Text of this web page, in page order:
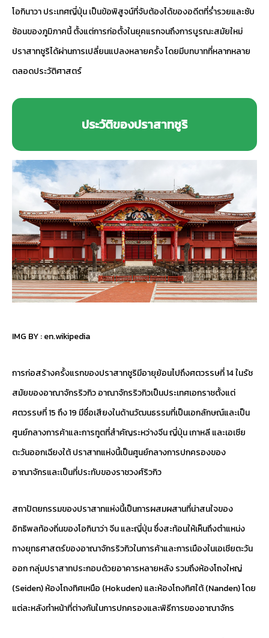
โอกินาวา ประเทศญี่ปุ่น เป็นข้อพิสูจน์ที่จับต้องได้ของอดีตที่ร่ำรวยและซับ
ซ้อนของภูมิภาคนี้ ตั้งแต่การก่อตั้งในยุคแรกจนถึงการบูรณะสมัยใหม่
ปราสาทชูริได้ผ่านการเปลี่ยนแปลงหลายครั้ง โดยมีบทบาทที่หลากหลาย
ตลอดประวัติศาสตร์
ประวัติของปราสาทชูริ
IMG BY :en.wikipedia
การก่อสร้างครั้งแรกของปราสาทชูริมีอายุย้อนไปถึงศตวรรษที่ 14 ในรัช
สมัยของอาณาจักรริวกิว อาณาจักรริวกิวเป็นประเทศเอกราชตั้งแต่
ศตวรรษที่ 15 ถึง 19 มีชื่อเสียงในด้านวัฒนธรรมที่เป็นเอกลักษณ์และเป็น
ศูนย์กลางการค้าและการทูตที่สำคัญระหว่างจีน ญี่ปุ่น เกาหลี และเอเชีย
ตะวันออกเฉียงใต้ ปราสาทแห่งนี้เป็นศูนย์กลางการปกครองของ
อาณาจักรและเป็นที่ประทับของราชวงศ์ริวกิว
สถาปัตยกรรมของปราสาทแห่งนี้เป็นการผสมผสานที่น่าสนใจของ
อิทธิพลท้องถิ่นของโอกินาว่า จีน และญี่ปุ่น ซึ่งสะท้อนให้เห็นถึงตำแหน่ง
ทางยุทธศาสตร์ของอาณาจักรริวกิวในการค้าและการเมืองในเอเชียตะวัน
ออก กลุ่มปราสาทประกอบด้วยอาคารหลายหลัง รวมถึงห้องโถงใหญ่
(Seiden) ห้องโถงทิศเหนือ (Hokuden) และห้องโถงทิศใต้ (Nanden) โดย
แต่ละหลังทำหน้าที่ต่างกันในการปกครองและพิธีการของอาณาจักร